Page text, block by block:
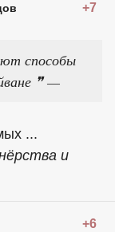
+7
способы
❞ —
...
и
+6